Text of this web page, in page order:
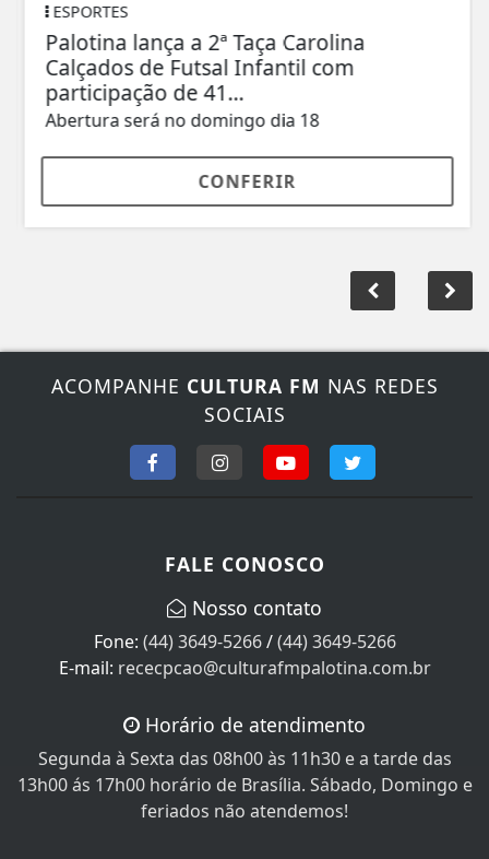
ESPORTES
Palotina lança a 2ª Taça Carolina
Calçados de Futsal Infantil com
participação de 41...
Abertura será no domingo dia 18
CONFERIR
ACOMPANHE CULTURA FM NAS REDES
SOCIAIS
FALE CONOSCO
Nosso contato
Fone: (44) 3649-5266/(44) 3649-5266
E-mail: rececpcao@culturafmpalotina.com.br
Horário de atendimento
Segunda à Sexta das 08h00 às 11h30 e a tarde das
13h00 ás 17h00 horário de Brasília. Sábado, Domingo e
feriados não atendemos!